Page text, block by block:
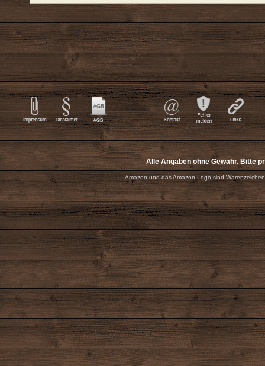
Alle Angaben ohne Gewähr. Bitte
Amazon und das Amazon-Logo sind